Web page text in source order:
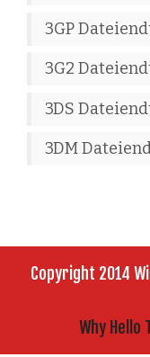
3GP
3G2
3DS
3DM
Copyright 2014
Why Hello